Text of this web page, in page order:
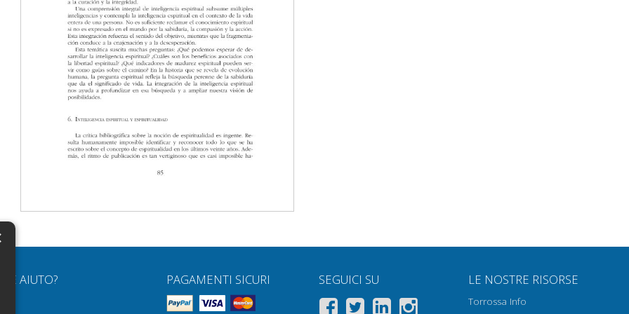
AIUTO? PAGAMENTI SICURI SEGUICI SU LE NOSTRE RISORSE
Torrossa Info